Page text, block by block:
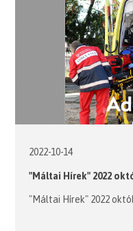
2022-10-14
"Máltai Hírek" 2022
"Máltai Hírek" 2022